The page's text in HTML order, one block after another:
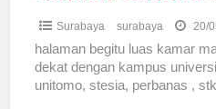
Surabaya surabaya 20/
halaman begitu luas kamar
dekat dengan kampus
unitomo, stesia, perbanas ,